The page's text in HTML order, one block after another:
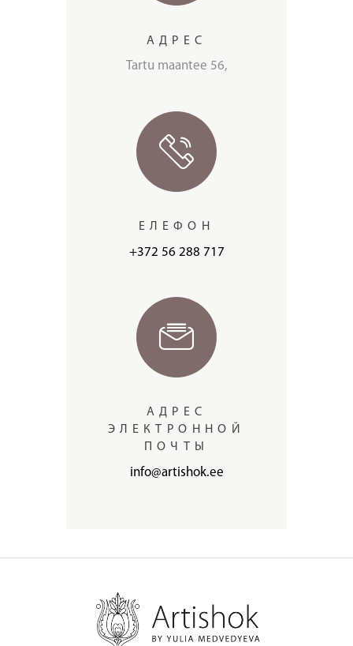
АДРЕС
Tartu maantee 56,
ЕЛЕФОН
+372 56 288 717
АДРЕС
ЭЛЕКТРОННОЙ
ПОЧТЫ
info@artishok.ee